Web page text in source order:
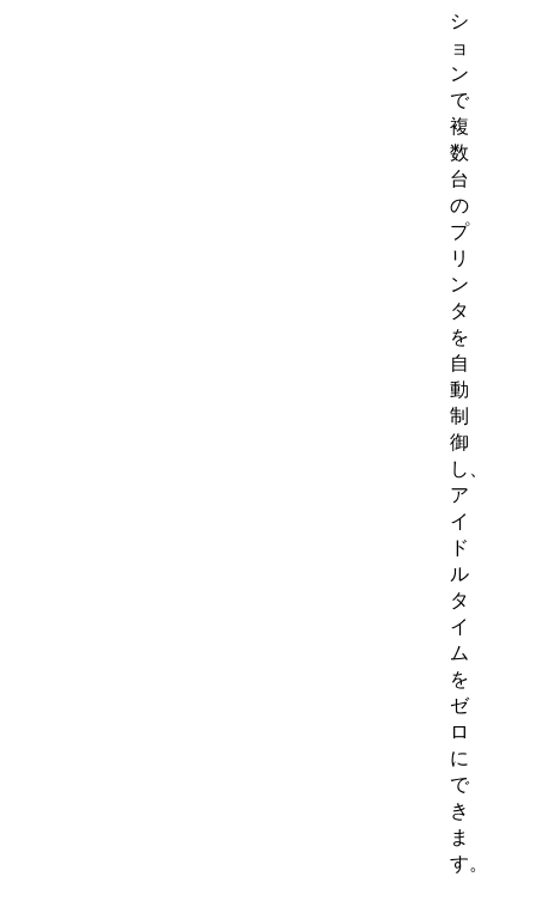
シ
ョ
ン
で
複
数
台
の
プ
リ
ン
タ
を
自
動
制
御
し、
ア
イ
ド
ル
タ
イ
ム
を
ゼ
ロ
に
で
き
ま
す。